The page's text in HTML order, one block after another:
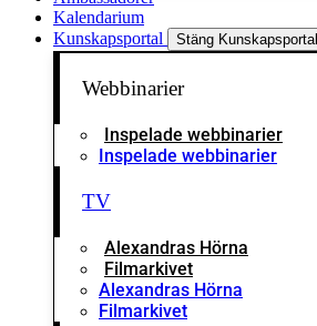
Kalendarium
Kunskapsportal
Stäng Kunskapsportal
Webbinarier
Inspelade webbinarier
Inspelade webbinarier
TV
Alexandras Hörna
Filmarkivet
Alexandras Hörna
Filmarkivet